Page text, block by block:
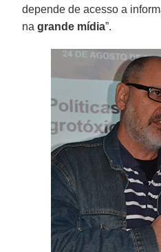
depende de acesso a
nagrande mídia”.